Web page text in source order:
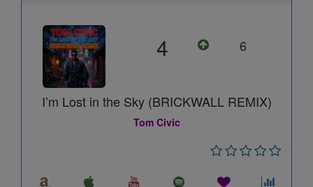
4 6
I’m Lost in the Sky (BRICKWALL REMIX)
Tom Civic